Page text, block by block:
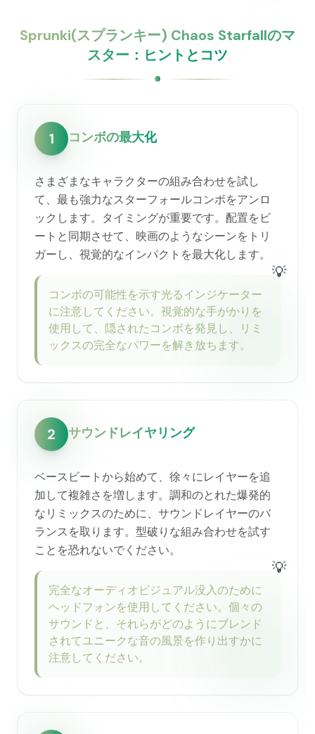
Sprunki(スプランキー) Chaos Starfallのマ
スター：ヒントとコツ
1 コンボの最大化
さまざまなキャラクターの組み合わせを試し
て、最も強力なスターフォールコンボをアンロ
ックします。タイミングが重要です。配置をビ
ートと同期させて、映画のようなシーンをトリ
ガーし、視覚的なインパクトを最大化します。
💡
コンボの可能性を示す光るインジケーター
に注意してください。視覚的な手がかりを
使用して、隠されたコンボを発見し、リミ
ックスの完全なパワーを解き放ちます。
2 サウンドレイヤリング
ベースビートから始めて、徐々にレイヤーを追
加して複雑さを増します。調和のとれた爆発的
なリミックスのために、サウンドレイヤーのバ
ランスを取ります。型破りな組み合わせを試す
ことを恐れないでください。
💡
完全なオーディオビジュアル没入のために
ヘッドフォンを使用してください。個々の
サウンドと、それらがどのようにブレンド
されてユニークな音の風景を作り出すかに
注意してください。